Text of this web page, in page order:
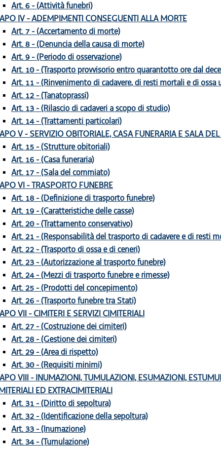
Art. 6 - (Attività funebri)
IV - ADEMPIMENTI CONSEGUENTI ALLA MORTE
Art. 7 - (Accertamento di morte)
Art. 8 - (Denuncia della causa di morte)
Art. 9 - (Periodo di osservazione)
Art. 10 - (Trasporto provvisorio entro quarantotto ore dal
Art. 11 - (Rinvenimento di cadavere, di resti mortali e di ossa
Art. 12 - (Tanatoprassi)
Art. 13 - (Rilascio di cadaveri a scopo di studio)
Art. 14 - (Trattamenti particolari)
V - SERVIZIO OBITORIALE, CASA FUNERARIA E SALA
Art. 15 - (Strutture obitoriali)
Art. 16 - (Casa funeraria)
Art. 17 - (Sala del commiato)
VI - TRASPORTO FUNEBRE
Art. 18 - (Definizione di trasporto funebre)
Art. 19 - (Caratteristiche delle casse)
Art. 20 - (Trattamento conservativo)
Art. 21 - (Responsabilità del trasporto di cadavere e di resti
Art. 22 - (Trasporto di ossa e di ceneri)
Art. 23 - (Autorizzazione al trasporto funebre)
Art. 24 - (Mezzi di trasporto funebre e rimesse)
Art. 25 - (Prodotti del concepimento)
Art. 26 - (Trasporto funebre tra Stati)
VII - CIMITERI E SERVIZI CIMITERIALI
Art. 27 - (Costruzione dei cimiteri)
Art. 28 - (Gestione dei cimiteri)
Art. 29 - (Area di rispetto)
Art. 30 - (Requisiti minimi)
VIII - INUMAZIONI, TUMULAZIONI, ESUMAZIONI,
ED EXTRACIMITERIALI
Art. 31 - (Diritto di sepoltura)
Art. 32 - (Identificazione della sepoltura)
Art. 33 - (Inumazione)
Art. 34 - (Tumulazione)